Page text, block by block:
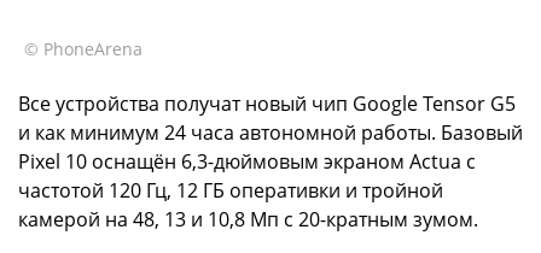
© PhoneArena
Все устройства получат новый чип Google Tensor G5
и как минимум 24 часа автономной работы. Базовый
Pixel 10 оснащён 6,3-дюймовым экраном Actua с
частотой 120 Гц, 12 ГБ оперативки и тройной
камерой на 48, 13 и 10,8 Мп с 20-кратным зумом.